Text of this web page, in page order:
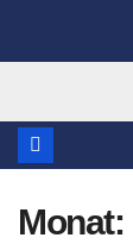
Monat: